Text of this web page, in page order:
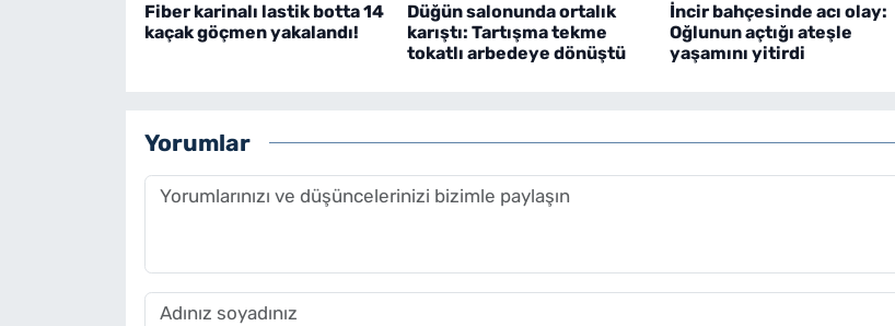
Fiber karinalı lastik botta 14
kaçak göçmen yakalandı!
Düğün salonunda ortalık
karıştı: Tartışma tekme
tokatlı arbedeye dönüştü
İncir bahçesinde acı olay:
Oğlunun açtığı ateşle
yaşamını yitirdi
Yorumlar